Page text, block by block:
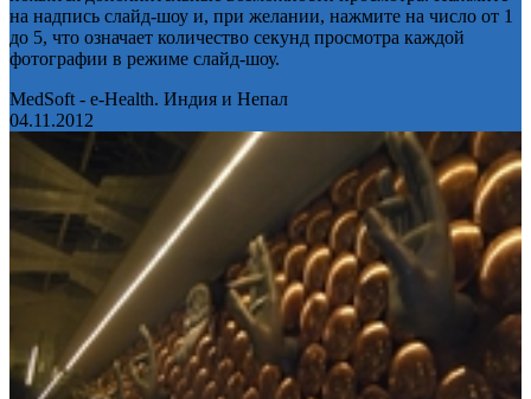
на надпись слайд-шоу и, при желании, нажмите на число от 1
до 5, что означает количество секунд просмотра каждой
фотографии в режиме слайд-шоу.
MedSoft - e-Health. Индия и Непал
04.11.2012